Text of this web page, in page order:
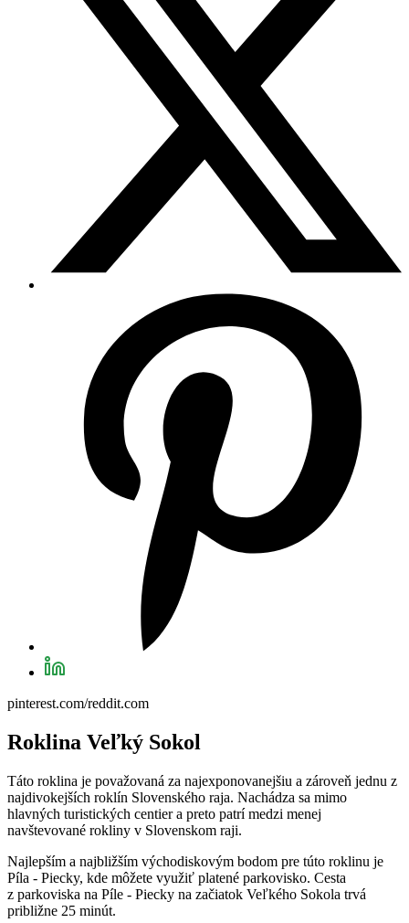
pinterest.com/reddit.com
Roklina Veľký Sokol
Táto roklina je považovaná za najexponovanejšiu a zároveň jednu z
najdivokejších roklín Slovenského raja. Nachádza sa mimo
hlavných turistických centier a preto patrí medzi menej
navštevované rokliny v Slovenskom raji.
Najlepším a najbližším východiskovým bodom pre túto roklinu je
Píla - Piecky, kde môžete využiť platené parkovisko. Cesta
z parkoviska na Píle - Piecky na začiatok Veľkého Sokola trvá
približne 25 minút.